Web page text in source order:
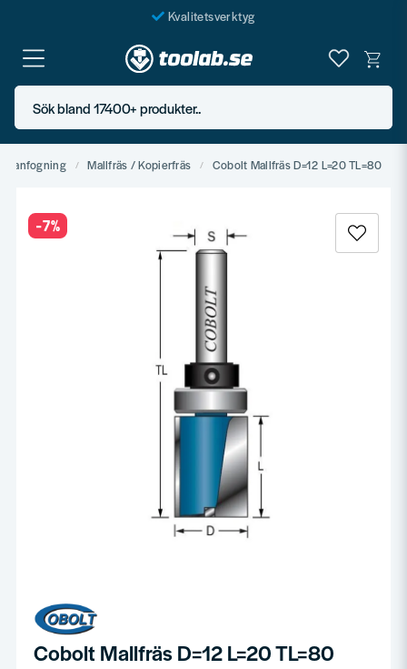
Kvalitetsverktyg
Fraktfritt över 999 SEK*
En järnhandel för alla
Butik i Göteborg
Sök bland 17400+ produkter..
Mallfräs / Kopierfräs Cobolt Mallfräs D=12 L=20 TL=80
-7%
Cobolt Mallfräs D=12 L=20 TL=80